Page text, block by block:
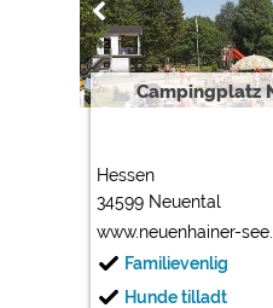
Campingplatz
Hessen
34599 Neuental
www.neuenhainer-
Familievenlig
Hunde tilladt